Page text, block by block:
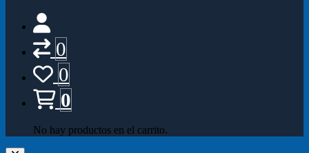
0
0
0
No hay productos en el carrito.